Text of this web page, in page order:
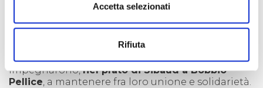
Accetta selezionati
Rifiuta
SALVATI PRIMA DEL MASSACRO DA UN
CAMBIO DI ALLEANZE
Ripreso possesso delle valli, i valdesi si
impegnarono,nel prato di Sibaud a Bobbio
Pellice, a mantenere fra loro unione e solidarietà.